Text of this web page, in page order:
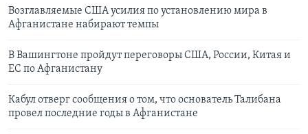
Возглавляемые США усилия по установлению мира в
Афганистане набирают темпы
В Вашингтоне пройдут переговоры США, России, Китая и
ЕС по Афганистану
Кабул отверг сообщения о том, что основатель Талибана
провел последние годы в Афганистане